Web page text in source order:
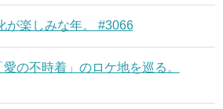
が楽しみな年。 #3066
の不時着」のロケ地を巡る。